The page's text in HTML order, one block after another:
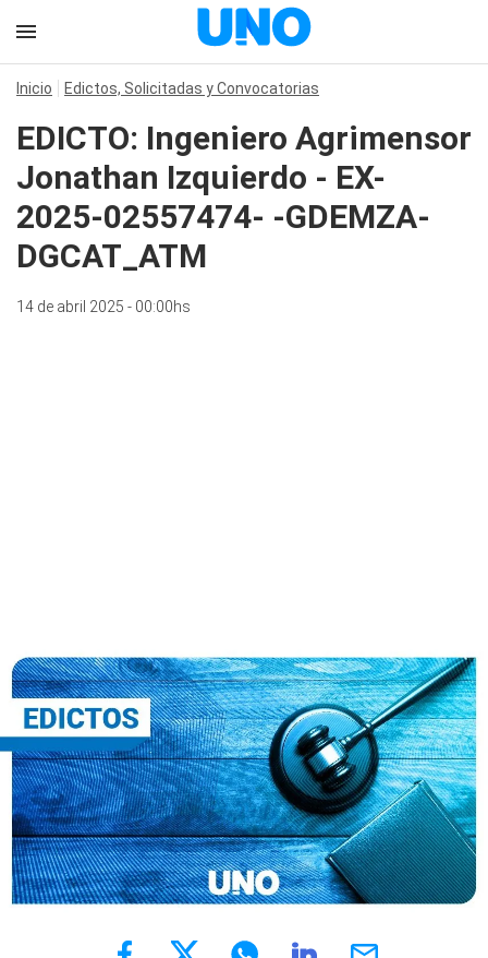
Inicio Edictos, Solicitadas y Convocatorias
EDICTO: Ingeniero Agrimensor
Jonathan Izquierdo - EX-
2025-02557474- -GDEMZA-
DGCAT_ATM
14 de abril 2025 - 00:00hs